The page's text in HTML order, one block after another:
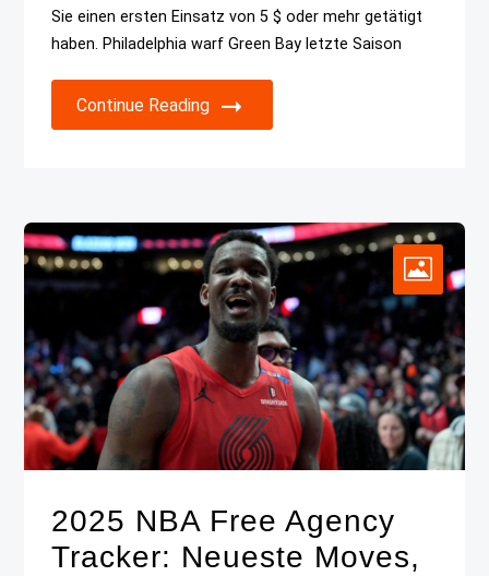
Sie einen ersten Einsatz von 5 $ oder mehr getätigt
haben. Philadelphia warf Green Bay letzte Saison
Continue Reading
2025 NBA Free Agency
Tracker: Neueste Moves,